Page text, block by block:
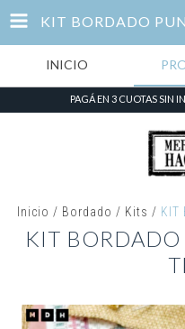
INICIO
PAGÁ EN 3 CUOTAS SIN
Inicio / Bordado / Kits / KIT
KIT